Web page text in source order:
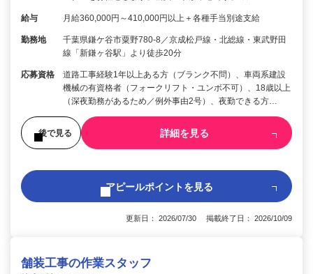
給与 月給360,000円～410,000円以上＋各種手当別途支給
勤務地
千葉県鎌ケ谷市粟野780-8／京成松戸線・北総線・東武野田
線「新鎌ヶ谷駅」より徒歩20分
応募資格
道路工事経験1年以上ある方（ブランク不問）、車両系建設
機械の有資格者（フォークリフト・ユンボ不可）、18歳以上
（深夜勤務があるため／例外事由2号）、夜勤できる方…
後で見る 詳細を見る
アピールポイントを見る
更新日： 2026/07/30 掲載終了日： 2026/10/09
舗装工事の作業スタッフ